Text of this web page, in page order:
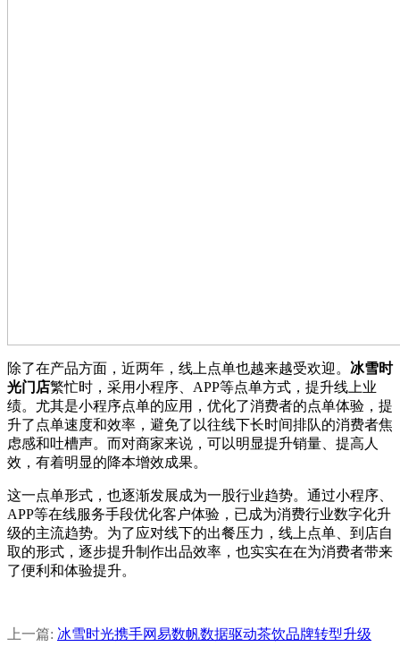
除了在产品方面，近两年，线上点单也越来越受欢迎。 冰雪时
光门店繁忙时，采用小程序、APP等点单方式，提升线上业
绩。尤其是小程序点单的应用，优化了消费者的点单体验，提
升了点单速度和效率，避免了以往线下长时间排队的消费者焦
虑感和吐槽声。而对商家来说，可以明显提升销量、提高人
效，有着明显的降本增效成果。
这一点单形式，也逐渐发展成为一股行业趋势。通过小程序、
APP等在线服务手段优化客户体验，已成为消费行业数字化升
级的主流趋势。为了应对线下的出餐压力，线上点单、到店自
取的形式，逐步提升制作出品效率，也实实在在为消费者带来
了便利和体验提升。
上一篇: 冰雪时光携手网易数帆数据驱动茶饮品牌转型升级